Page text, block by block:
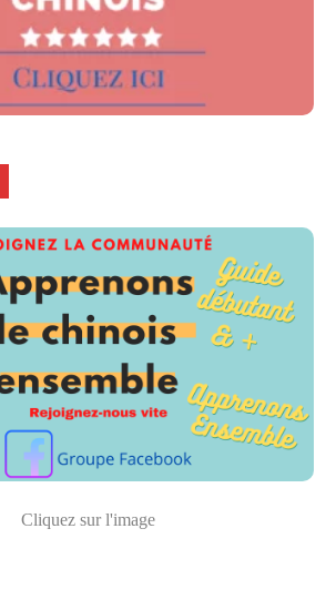
Cliquez sur l'image